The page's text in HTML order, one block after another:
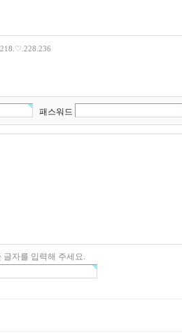
패스워드
글자를 입력해 주세요.